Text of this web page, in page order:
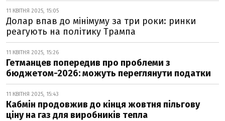
11 КВІТНЯ 2025, 15:05
Долар впав до мінімуму за три роки: ринки
реагують на політику Трампа
11 КВІТНЯ 2025, 15:26
Гетманцев попередив про проблеми з
бюджетом-2026: можуть переглянути податки
11 КВІТНЯ 2025, 15:43
Кабмін продовжив до кінця жовтня пільгову
ціну на газ для виробників тепла